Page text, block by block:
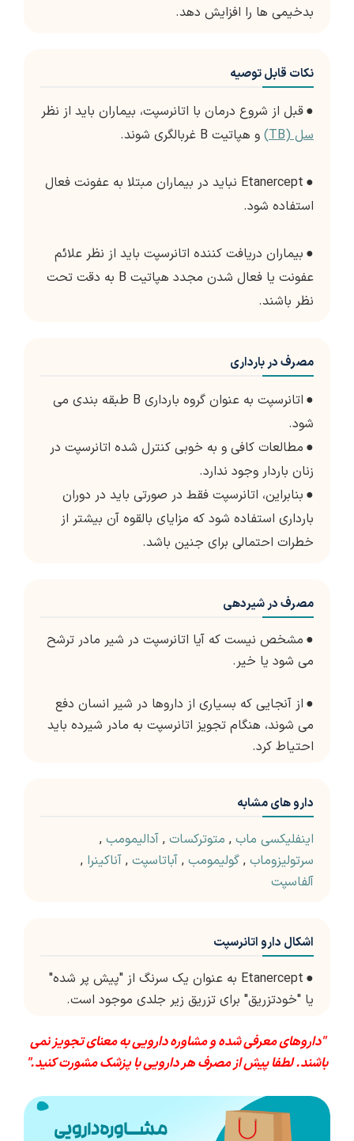
بدخیمی ها را افزایش دهد.
نکات قابل توصیه
●قبل از شروع درمان با اتانرسپت، بیماران باید از نظر
سل (TB)
و هپاتیت B غربالگری شوند.
●
Etanercept نباید در بیماران مبتلا به عفونت فعال
استفاده شود.
● بیماران دریافت کننده اتانرسپت باید از نظر علائم
عفونت یا فعال شدن مجدد هپاتیت B به دقت تحت
نظر باشند.
مصرف در بارداری
●
اتانرسپت به عنوان گروه بارداری B طبقه بندی می
شود.
● مطالعات کافی و به خوبی کنترل شده اتانرسپت در
زنان باردار وجود ندارد.
● بنابراین، اتانرسپت فقط در صورتی باید در دوران
بارداری استفاده شود که مزایای بالقوه آن بیشتر از
خطرات احتمالی برای جنین باشد.
مصرف در شیردهی
● مشخص نیست که آیا اتانرسپت در شیر مادر ترشح
می شود یا خیر.
● از آنجایی که بسیاری از داروها در شیر انسان دفع
می شوند، هنگام تجویز اتانرسپت به مادر شیرده باید
احتیاط کرد.
دارو های مشابه
اینفلیکسی ماب , متوترکسات , آدالیمومب ,
سرتولیزوماب , گولیمومب , آباتاسپت , آناکینرا ,
آلفاسپت
اشکال دارو اتانرسپت
●
Etanercept به عنوان یک سرنگ از "پیش پر شده"
یا "خودتزریق" برای تزریق زیر جلدی موجود است.
"داروهای معرفی شده و مشاوره دارویی به معنای تجویز نمی
باشند. لطفا پیش از مصرف هر دارویی با پزشک مشورت کنید."